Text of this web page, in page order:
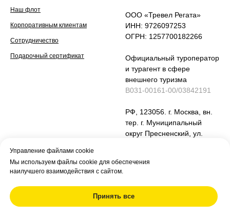
Управление файлами cookie
Мы используем файлы cookie для обеспечения
наилучшего взаимодействия с сайтом.
Принять все
Наш флот
Корпоративным клиентам
Сотрудничество
Подарочный сертификат
ООО «Тревел Регата»
ИНН: 9726097253
ОГРН: 1257700182266
Официальный туроператор
и турагент в сфере
внешнего туризма
В031-00161-00/03842191
РФ, 123056. г. Москва, вн.
тер. г. Муниципальный
округ Пресненский, ул.